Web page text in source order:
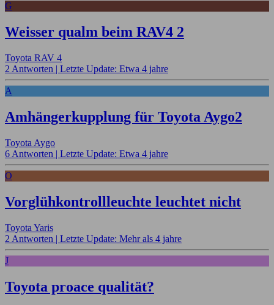
G
Weisser qualm beim RAV4 2
Toyota RAV 4
2 Antworten | Letzte Update: Etwa 4 jahre
A
Amhängerkupplung für Toyota Aygo2
Toyota Aygo
6 Antworten | Letzte Update: Etwa 4 jahre
O
Vorglühkontrollleuchte leuchtet nicht
Toyota Yaris
2 Antworten | Letzte Update: Mehr als 4 jahre
J
Toyota proace qualität?